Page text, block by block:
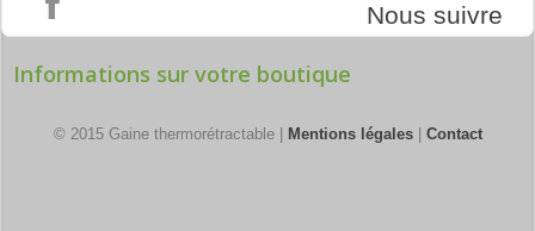
Nous suivre
Informations sur votre boutique
© 2015 Gaine thermorétractable | Mentions légales| Contact